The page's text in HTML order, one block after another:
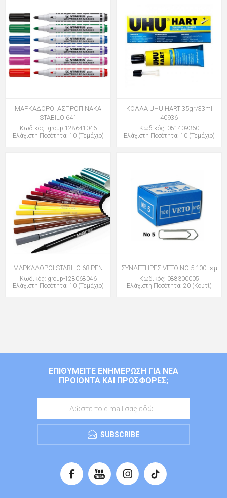
ΜΑΡΚΑΔΟΡΟΙ ΑΣΠΡΟΠΙΝΑΚΑ
STABILO 641
Κωδικός: group-128641046
Ελάχιστη Ποσότητα: 10 (Τεμάχιο)
ΚΟΛΛΑ UHU HART 35gr/33ml
40936
Κωδικός: 051409360
Ελάχιστη Ποσότητα: 10 (Τεμάχιο)
ΜΑΡΚΑΔΟΡΟΙ STABILO 68 PEN
Κωδικός: group-128068046
Ελάχιστη Ποσότητα: 10 (Τεμάχιο)
ΣΥΝΔΕΤΗΡΕΣ VETO ΝΟ.5 100τεμ
Κωδικός: 088300005
Ελάχιστη Ποσότητα: 20 (Κουτί)
ΕΠΙΘΥΜΕΊΤΕ ΕΝΗΜΈΡΩΣΗ ΓΙΑ ΝΈΑ
ΠΡΟΙΌΝΤΑ ΚΑΙ ΠΡΟΣΦΟΡΈΣ;
SUBSCRIBE